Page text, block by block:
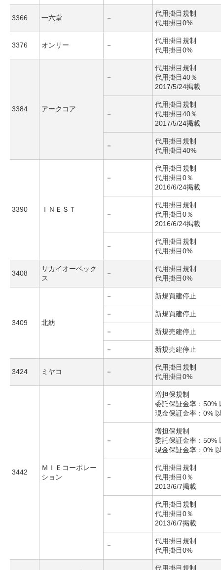
3366 一六堂 －
代用掛目規制
代用掛目0%
3376 オンリー －
代用掛目規制
代用掛目0%
3384 アークコア
－
代用掛目規制
代用掛目40％
2017/5/24掲載
－
代用掛目規制
代用掛目40％
2017/5/24掲載
－
代用掛目規制
代用掛目40%
3390 ＩＮＥＳＴ
－
代用掛目規制
代用掛目0％
2016/6/24掲載
－
代用掛目規制
代用掛目0％
2016/6/24掲載
－
代用掛目規制
代用掛目0%
3408
サカイオーベック
ス
－
代用掛目規制
代用掛目0%
3409 北紡
－ 新規買建停止
－ 新規買建停止
－ 新規売建停止
－ 新規売建停止
3424 ミヤコ －
代用掛目規制
代用掛目0%
3442
ＭＩＥコーポレー
ション
－
増担保規制
委託保証金率：50%
現金保証金率：0%
－
増担保規制
委託保証金率：50%
現金保証金率：0%
－
代用掛目規制
代用掛目0％
2013/6/7掲載
－
代用掛目規制
代用掛目0％
2013/6/7掲載
－
代用掛目規制
代用掛目0%
代用掛目規制